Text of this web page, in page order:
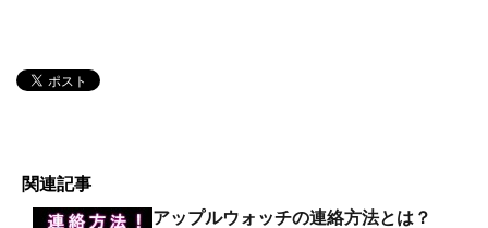
関連記事
アップルウォッチの連絡方法とは？